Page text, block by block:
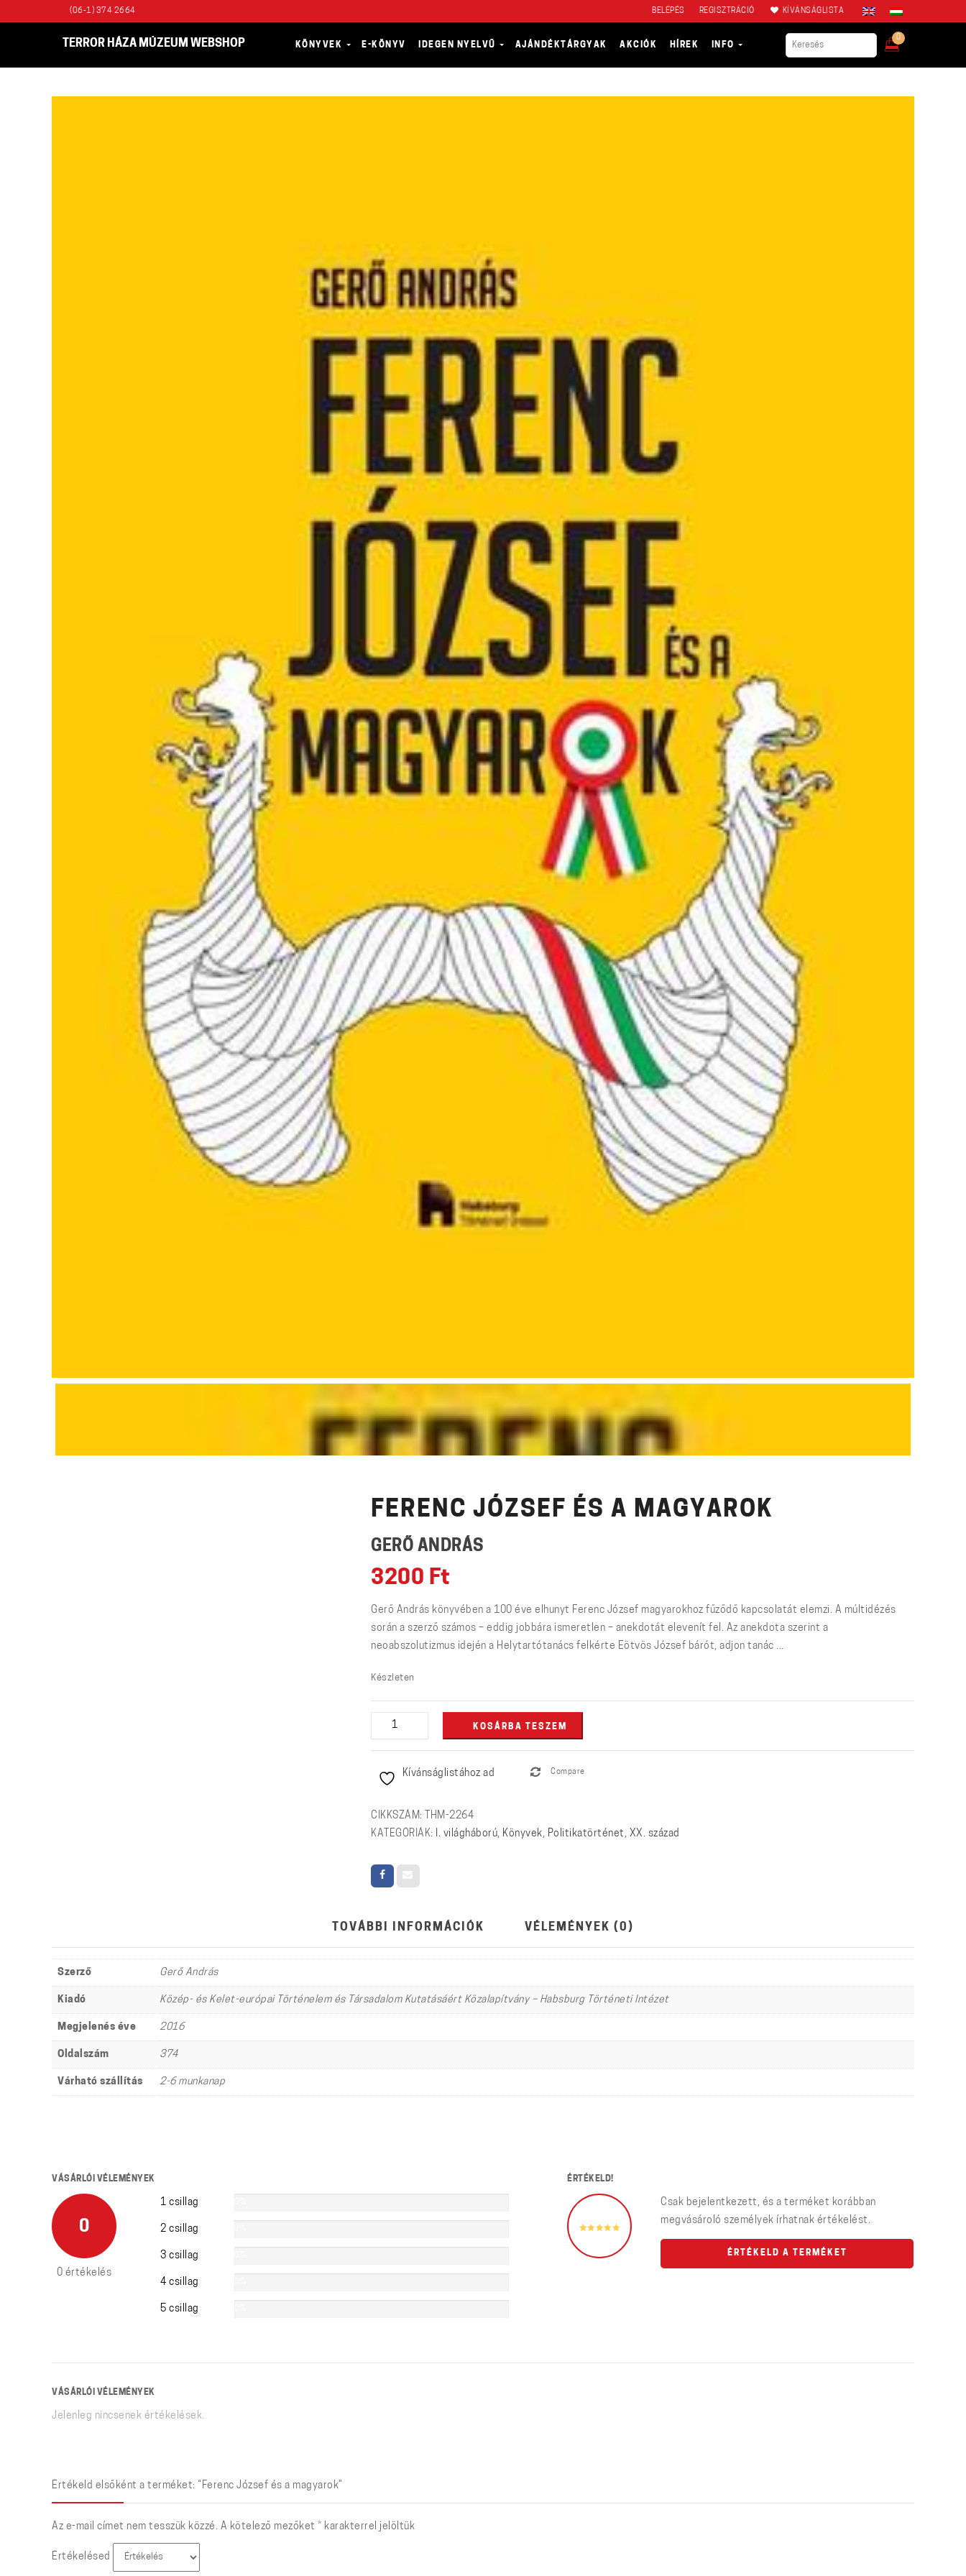
(06-1) 374 2664 BELÉPÉS REGISZTRÁCIÓ KÍVÁNSÁGLISTA
TERROR HÁZA MÚZEUM WEBSHOP KÖNYVEK E-KÖNYV IDEGEN NYELVŰ AJÁNDÉKTÁRGYAK AKCIÓK HÍREK INFO
0
FERENC JÓZSEF ÉS A MAGYAROK
GERŐ ANDRÁS
3200 Ft
Gerő András könyvében a 100 éve elhunyt Ferenc József magyarokhoz fűződő kapcsolatát elemzi. A múltidézés
során a szerző számos – eddig jobbára ismeretlen – anekdotát elevenít fel. Az anekdota szerint a
neoabszolutizmus idején a Helytartótanács felkérte Eötvös József bárót, adjon tanác ...
Készleten
Ferenc
József
mennyiség
KOSÁRBA TESZEM
Kívánságlistához ad Compare
CIKKSZÁM:
THM-2264
KATEGÓRIÁK: I. világháború, Könyvek, Politikatörténet , XX. század
TOVÁBBI INFORMÁCIÓK VÉLEMÉNYEK (0)
Szerző Gerő András
Kiadó Közép- és Kelet-európai Történelem és Társadalom Kutatásáért Közalapítvány – Habsburg Történeti Intézet
Megjelenés éve 2016
Oldalszám 374
Várható szállítás 2-6 munkanap
VÁSÁRLÓI VÉLEMÉNYEK
0
0 értékelés
1 csillag
2 csillag
3 csillag
4 csillag
5 csillag
ÉRTÉKELD!
Csak bejelentkezett, és a terméket korábban
megvásároló személyek írhatnak értékelést.
ÉRTÉKELD A TERMÉKET
VÁSÁRLÓI VÉLEMÉNYEK
Jelenleg nincsenek értékelések.
Értékeld elsőként a terméket: “Ferenc József és a magyarok”
Az e-mail címet nem tesszük közzé. A kötelező mezőket * karakterrel jelöltük
Értékelésed